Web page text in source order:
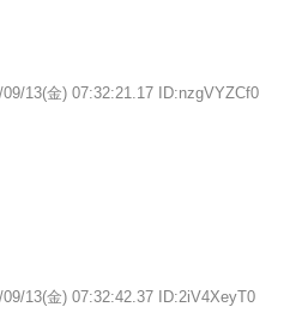
09/13(金) 07:32:21.17 ID:nzgVYZCf0
09/13(金) 07:32:42.37 ID:2iV4XeyT0